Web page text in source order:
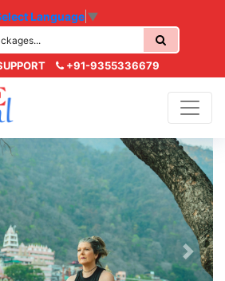
Language ▼
+91-9355336679
Next